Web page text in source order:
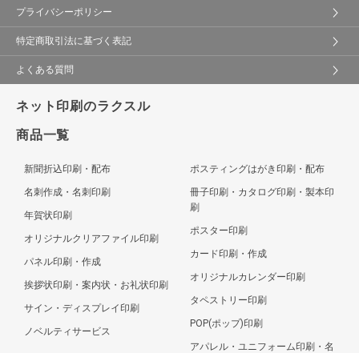
プライバシーポリシー
特定商取引法に基づく表記
よくある質問
ネット印刷のラクスル
商品一覧
新聞折込印刷・配布
名刺作成・名刺印刷
年賀状印刷
オリジナルクリアファイル印刷
パネル印刷・作成
挨拶状印刷・案内状・お礼状印刷
サイン・ディスプレイ印刷
ノベルティサービス
ポスティングはがき印刷・配布
冊子印刷・カタログ印刷・製本印
刷
ポスター印刷
カード印刷・作成
オリジナルカレンダー印刷
タペストリー印刷
POP(ポップ)印刷
アパレル・ユニフォーム印刷・名